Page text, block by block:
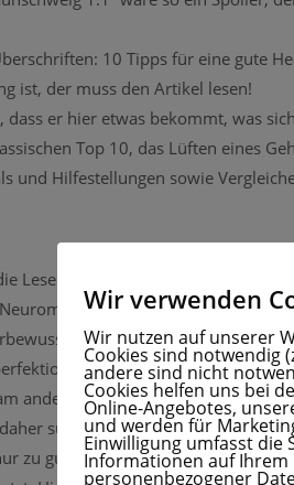
10 Tipps für eine gute
ist, der muss den Artikel lesen!
er hier etwas bekommt, was
Top 10, das Lüften eines
und Hilfestellungen sowie
Leser heute nur noch Überschriften
diverse Studien und
die Entscheidungen
hat. Dies funktioniert
anderen Ende des Raumes. Wir
super schnell ist, müssen auch
zu gut, werden sie doch bei jedem
Wir verwenden
Wir nutzen auf unserer
Cookies sind notwendig
andere sind nicht
Cookies helfen uns bei
Online-Angebotes,
und werden für
Einwilligung umfasst die
Informationen auf Ihrem
personenbezogener